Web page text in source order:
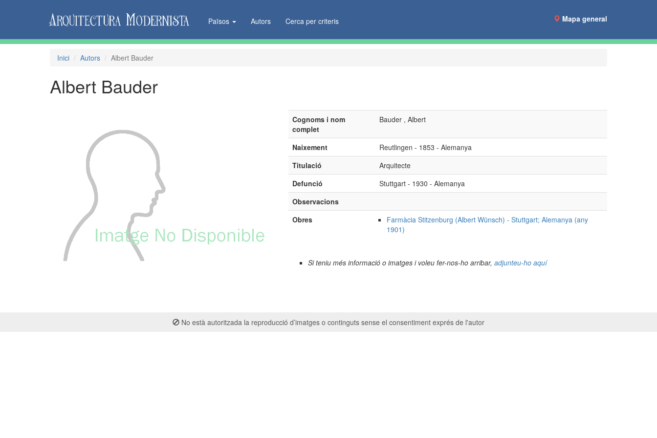
Països Autors Cerca per criteris Mapa general
Inici Autors Albert Bauder
Albert Bauder
Cognoms i nom
complet
Bauder , Albert
Naixement
Reutlingen - 1853 - Alemanya
Titulació
Arquitecte
Defunció
Stuttgart - 1930 - Alemanya
Observacions
Obres
Farmàcia Stitzenburg (Albert Wünsch) - Stuttgart; Alemanya (any
1901)
Si teniu més informació o imatges i voleu fer-nos-ho arribar, adjunteu-ho aquí
No està autoritzada la reproducció d’imatges o continguts sense el consentiment exprés de l'autor